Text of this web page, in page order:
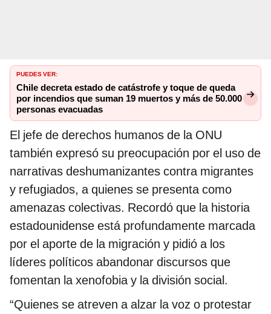
PUEDES VER:
Chile decreta estado de catástrofe y toque de queda
por incendios que suman 19 muertos y más de 50.000
personas evacuadas
El jefe de derechos humanos de la ONU
también expresó su preocupación por el uso de
narrativas deshumanizantes contra migrantes
y refugiados, a quienes se presenta como
amenazas colectivas. Recordó que la historia
estadounidense está profundamente marcada
por el aporte de la migración y pidió a los
líderes políticos abandonar discursos que
fomentan la xenofobia y la división social.
“Quienes se atreven a alzar la voz o protestar